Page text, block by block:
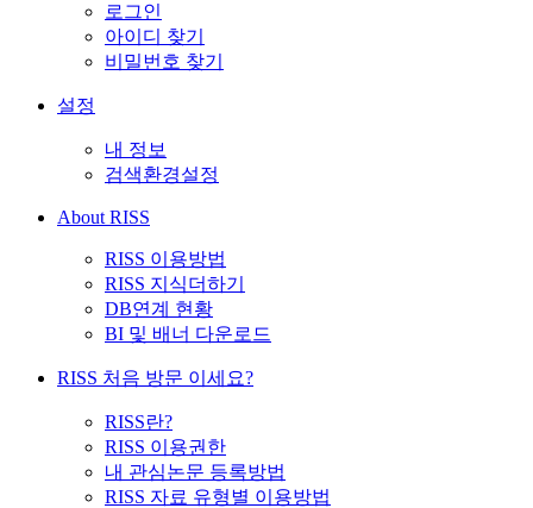
로그인
아이디 찾기
비밀번호 찾기
설정
내 정보
검색환경설정
About RISS
RISS 이용방법
RISS 지식더하기
DB연계 현황
BI 및 배너 다운로드
RISS 처음 방문 이세요?
RISS란?
RISS 이용권한
내 관심논문 등록방법
RISS 자료 유형별 이용방법